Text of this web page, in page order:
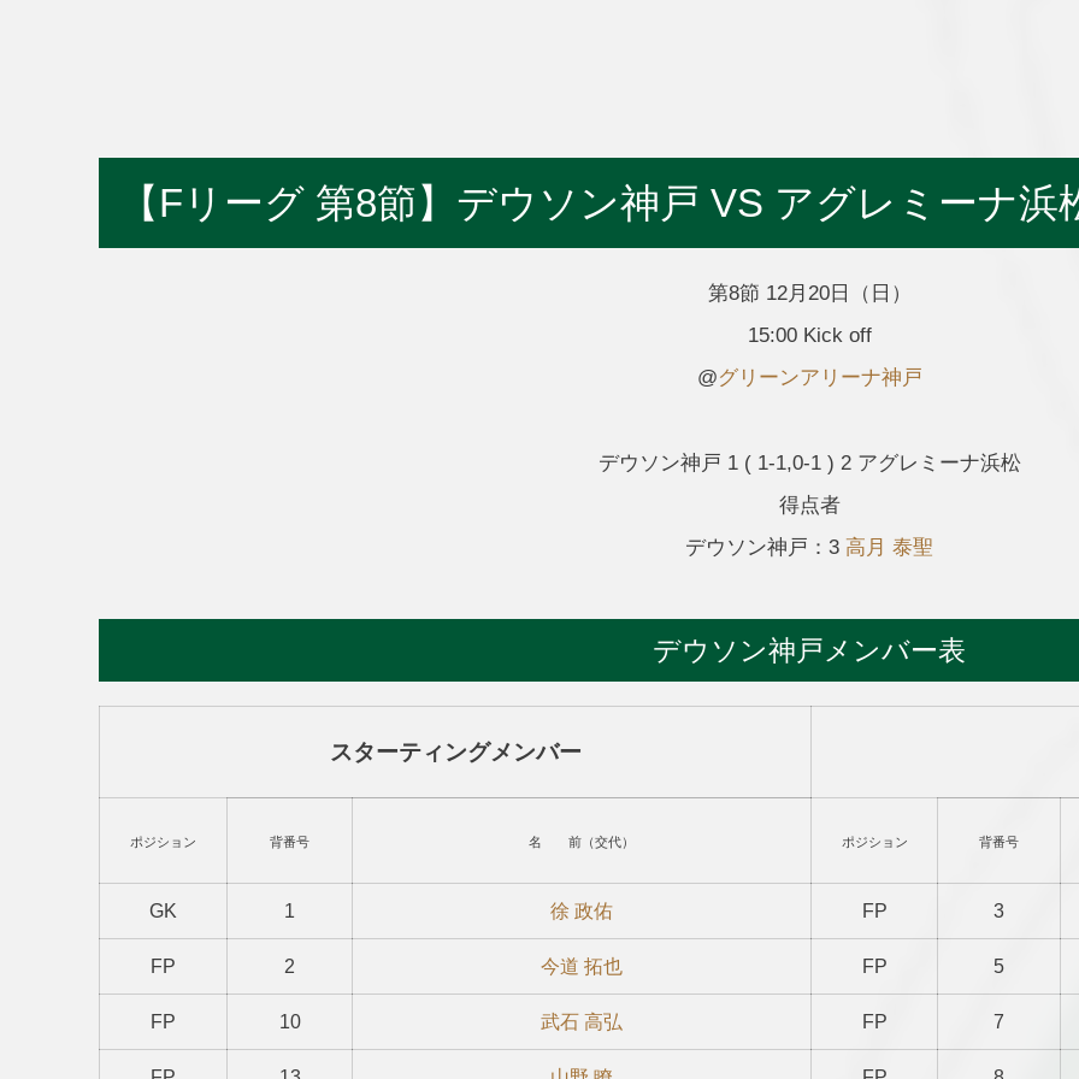
【Fリーグ 第8節】デウソン神戸 VS アグレミーナ浜
第8節 12月20日（日）
15:00 Kick off
@グリーンアリーナ神戸
デウソン神戸 1 ( 1-1,0-1 ) 2 アグレミーナ浜松
得点者
デウソン神戸：3 高月 泰聖
デウソン神戸メンバー表
スターティングメンバー
ポジション 背番号 名 前（交代） ポジション 背番号
GK 1 徐 政佑 FP 3
FP 2 今道 拓也 FP 5
FP 10 武石 高弘 FP 7